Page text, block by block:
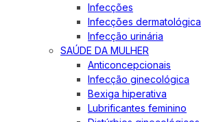
Infecções
Infecções dermatológica
Infecção urinária
SAÚDE DA MULHER
Anticoncepcionais
Infecção ginecológica
Bexiga hiperativa
Lubrificantes feminino